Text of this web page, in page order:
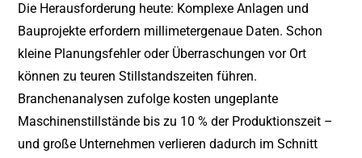
Die Herausforderung heute: Komplexe Anlagen und
Bauprojekte erfordern millimetergenaue Daten. Schon
kleine Planungsfehler oder Überraschungen vor Ort
können zu teuren Stillstandszeiten führen.
Branchenanalysen zufolge kosten ungeplante
Maschinenstillstände bis zu 10 % der Produktionszeit –
und große Unternehmen verlieren dadurch im Schnitt